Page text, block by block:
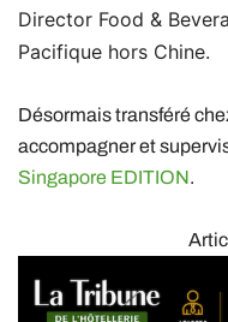
Director Food &
Pacifique hors Chine.
Désormais transféré
accompagner et
Singapore EDITION.